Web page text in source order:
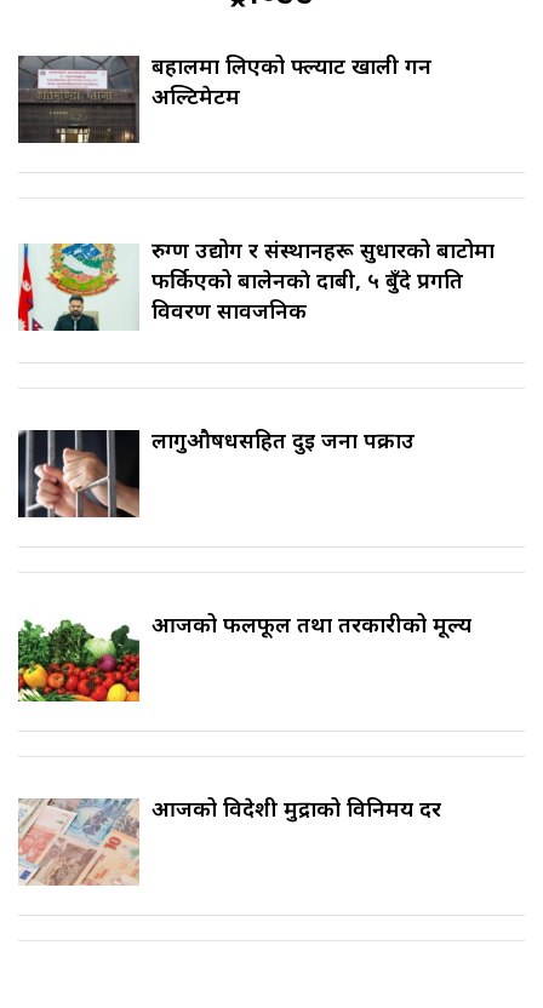
बहालमा लिएको फ्ल्याट खाली गर्न
अल्टिमेटम
रुग्ण उद्योग र संस्थानहरू सुधारको बाटोमा
फर्किएको बालेनकाे दाबी, ५ बुँदे प्रगति
विवरण सार्वजनिक
लागुऔषधसहित दुई जना पक्राउ
आजको फलफूल तथा तरकारीको मूल्य
आजको विदेशी मुद्राको विनिमय दर